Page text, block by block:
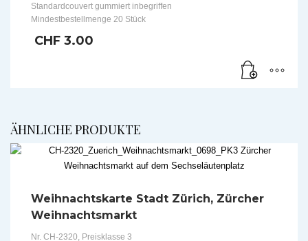
Standardcouvert gummiert inbegriffen
Mindestbestellmenge 20 Stück
CHF 3.00
ÄHNLICHE PRODUKTE
Weihnachtskarte Stadt Zürich, Zürcher
Weihnachtsmarkt
Nr. CH-2320, Preisklasse 3